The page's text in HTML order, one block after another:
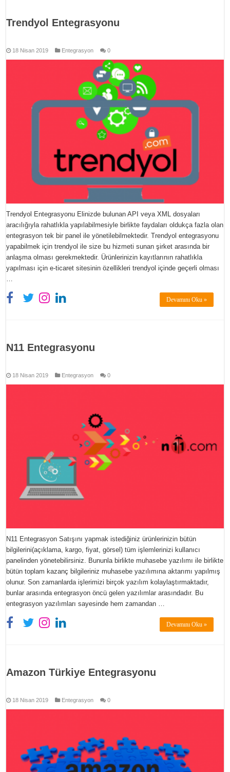
Trendyol Entegrasyonu
18 Nisan 2019 Entegrasyon 0
Trendyol Entegrasyonu Elinizde bulunan API veya XML dosyaları
aracılığıyla rahatlıkla yapılabilmesiyle birlikte faydaları oldukça fazla olan
entegrasyon tek bir panel ile yönetilebilmektedir. Trendyol entegrasyonu
yapabilmek için trendyol ile size bu hizmeti sunan şirket arasında bir
anlaşma olması gerekmektedir. Ürünlerinizin kayıtlarının rahatlıkla
yapılması için e-ticaret sitesinin özellikleri trendyol içinde geçerli olması
…
Devamını Oku »
N11 Entegrasyonu
18 Nisan 2019 Entegrasyon 0
N11 Entegrasyon Satışını yapmak istediğiniz ürünlerinizin bütün
bilgilerini(açıklama, kargo, fiyat, görsel) tüm işlemlerinizi kullanıcı
panelinden yönetebilirsiniz. Bununla birlikte muhasebe yazılımı ile birlikte
bütün toplam kazanç bilgileriniz muhasebe yazılımına aktarımı yapılmış
olunur. Son zamanlarda işlerimizi birçok yazılım kolaylaştırmaktadır,
bunlar arasında entegrasyon öncü gelen yazılımlar arasındadır. Bu
entegrasyon yazılımları sayesinde hem zamandan …
Devamını Oku »
Amazon Türkiye Entegrasyonu
18 Nisan 2019 Entegrasyon 0